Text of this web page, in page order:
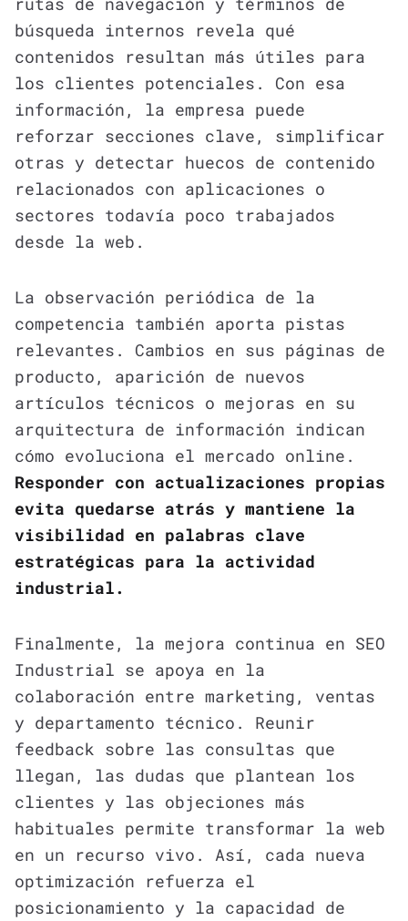
búsqueda internos revela qué
contenidos resultan más útiles para
los clientes potenciales. Con esa
información, la empresa puede
reforzar secciones clave, simplificar
otras y detectar huecos de contenido
relacionados con aplicaciones o
sectores todavía poco trabajados
desde la web.
La observación periódica de la
competencia también aporta pistas
relevantes. Cambios en sus páginas de
producto, aparición de nuevos
artículos técnicos o mejoras en su
arquitectura de información indican
cómo evoluciona el mercado online.
Responder con actualizaciones propias
evita quedarse atrás y mantiene la
visibilidad en palabras clave
estratégicas para la actividad
industrial.
Finalmente, la mejora continua en SEO
Industrial se apoya en la
colaboración entre marketing, ventas
y departamento técnico. Reunir
feedback sobre las consultas que
llegan, las dudas que plantean los
clientes y las objeciones más
habituales permite transformar la web
en un recurso vivo. Así, cada nueva
optimización refuerza el
posicionamiento y la capacidad de